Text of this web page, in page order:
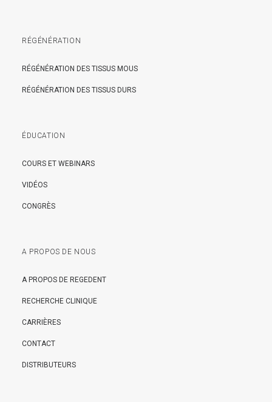
RÉGÉNÉRATION
RÉGÉNÉRATION DES TISSUS MOUS
RÉGÉNÉRATION DES TISSUS DURS
ÉDUCATION
COURS ET WEBINARS
VIDÉOS
CONGRÈS
A PROPOS DE NOUS
A PROPOS DE REGEDENT
RECHERCHE CLINIQUE
CARRIÈRES
CONTACT
DISTRIBUTEURS